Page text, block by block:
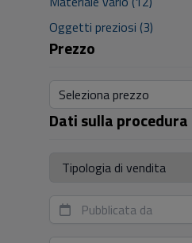
Oggetti preziosi (3)
Prezzo
Seleziona prezzo
Dati sulla procedura
Tipologia di vendita